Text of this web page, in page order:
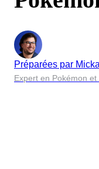
Préparées par
Expert en Pokémon